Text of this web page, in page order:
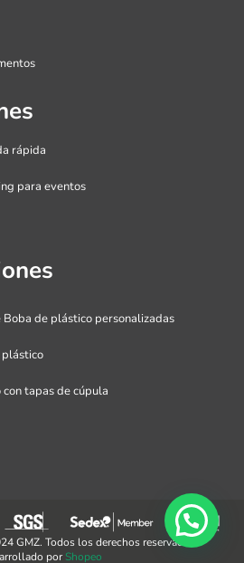
rápida
para eventos
Boba de plástico personalizadas
plástico
tapas de cúpula
GMZ. Todos los derechos reservados.
por Shopeo